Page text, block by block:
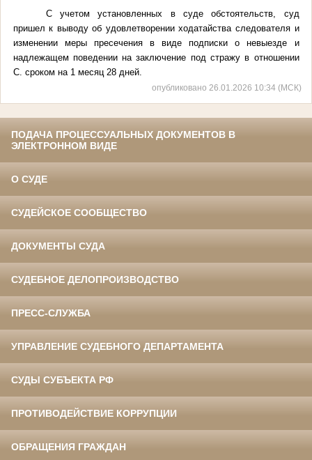
С учетом установленных в суде обстоятельств, суд
пришел к выводу об удовлетворении ходатайства следователя и
изменении меры пресечения в виде подписки о невыезде и
надлежащем поведении на заключение под стражу в отношении
С. сроком на 1 месяц 28 дней.
опубликовано 26.01.2026 10:34 (МСК)
ПОДАЧА ПРОЦЕССУАЛЬНЫХ ДОКУМЕНТОВ В
ЭЛЕКТРОННОМ ВИДЕ
О СУДЕ
СУДЕЙСКОЕ СООБЩЕСТВО
ДОКУМЕНТЫ СУДА
СУДЕБНОЕ ДЕЛОПРОИЗВОДСТВО
ПРЕСС-СЛУЖБА
УПРАВЛЕНИЕ СУДЕБНОГО ДЕПАРТАМЕНТА
СУДЫ СУБЪЕКТА РФ
ПРОТИВОДЕЙСТВИЕ КОРРУПЦИИ
ОБРАЩЕНИЯ ГРАЖДАН